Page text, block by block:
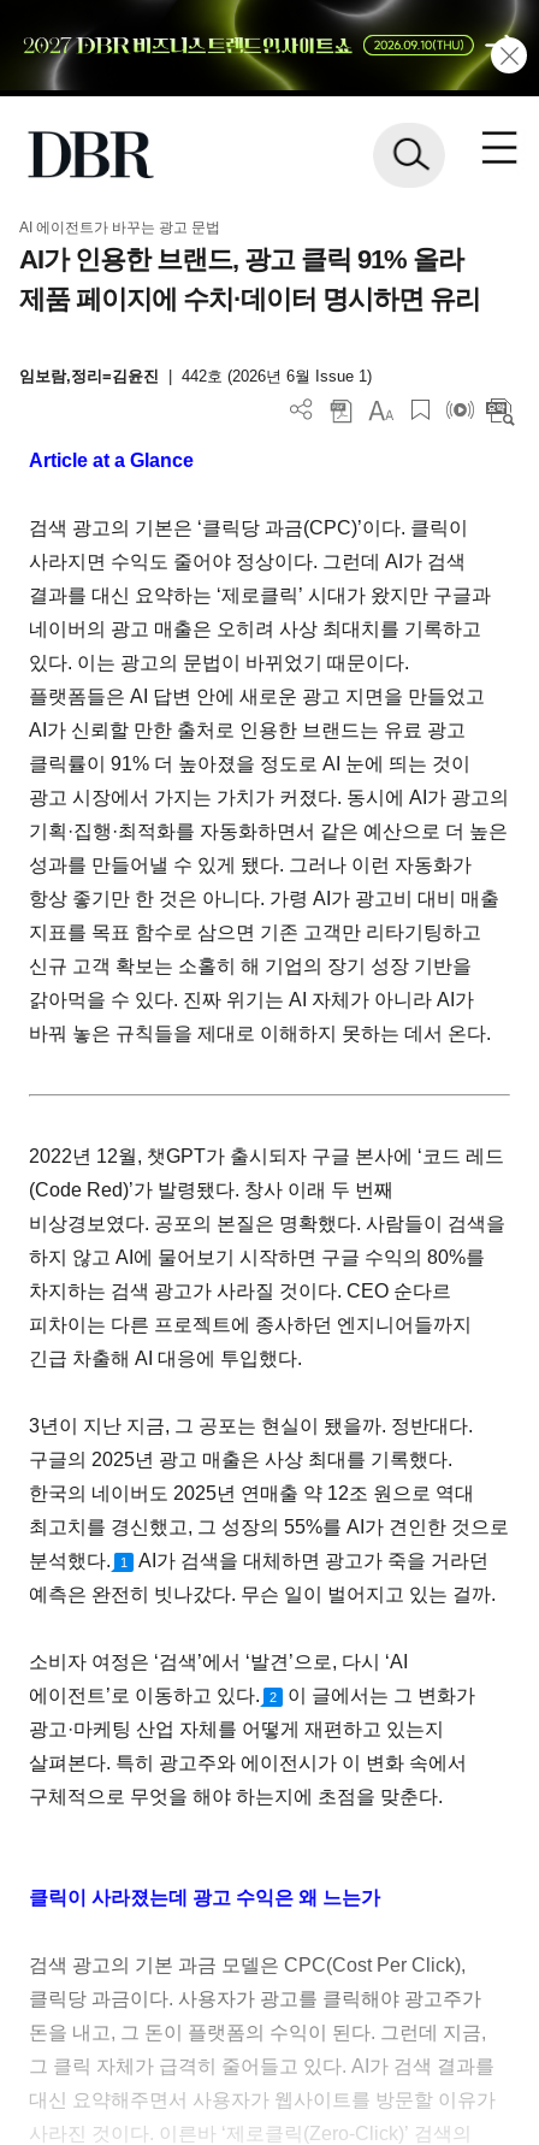
AI 에이전트가 바꾸는 광고 문법
AI가 인용한 브랜드, 광고 클릭 91% 올라
제품 페이지에 수치·데이터 명시하면 유리
임보람,정리=김윤진 442호 (2026년 6월 Issue 1)
Article at a Glance
검색 광고의 기본은 ‘클릭당 과금(CPC)’이다. 클릭이
사라지면 수익도 줄어야 정상이다. 그런데 AI가 검색
결과를 대신 요약하는 ‘제로클릭’ 시대가 왔지만 구글과
네이버의 광고 매출은 오히려 사상 최대치를 기록하고
있다. 이는 광고의 문법이 바뀌었기 때문이다.
플랫폼들은 AI 답변 안에 새로운 광고 지면을 만들었고
AI가 신뢰할 만한 출처로 인용한 브랜드는 유료 광고
클릭률이 91% 더 높아졌을 정도로 AI 눈에 띄는 것이
광고 시장에서 가지는 가치가 커졌다. 동시에 AI가 광고의
기획·집행·최적화를 자동화하면서 같은 예산으로 더 높은
성과를 만들어낼 수 있게 됐다. 그러나 이런 자동화가
항상 좋기만 한 것은 아니다. 가령 AI가 광고비 대비 매출
지표를 목표 함수로 삼으면 기존 고객만 리타기팅하고
신규 고객 확보는 소홀히 해 기업의 장기 성장 기반을
갉아먹을 수 있다. 진짜 위기는 AI 자체가 아니라 AI가
바꿔 놓은 규칙들을 제대로 이해하지 못하는 데서 온다.
2022년 12월, 챗GPT가 출시되자 구글 본사에 ‘코드 레드
(Code Red)’가 발령됐다. 창사 이래 두 번째
비상경보였다. 공포의 본질은 명확했다. 사람들이 검색을
하지 않고 AI에 물어보기 시작하면 구글 수익의 80%를
차지하는 검색 광고가 사라질 것이다. CEO 순다르
피차이는 다른 프로젝트에 종사하던 엔지니어들까지
긴급 차출해 AI 대응에 투입했다.
3년이 지난 지금, 그 공포는 현실이 됐을까. 정반대다.
구글의 2025년 광고 매출은 사상 최대를 기록했다.
한국의 네이버도 2025년 연매출 약 12조 원으로 역대
최고치를 경신했고, 그 성장의 55%를 AI가 견인한 것으로
분석했다.
1
AI가 검색을 대체하면 광고가 죽을 거라던
예측은 완전히 빗나갔다. 무슨 일이 벌어지고 있는 걸까.
소비자 여정은 ‘검색’에서 ‘발견’으로, 다시 ‘AI
에이전트’로 이동하고 있다.
2
이 글에서는 그 변화가
광고·마케팅 산업 자체를 어떻게 재편하고 있는지
살펴본다. 특히 광고주와 에이전시가 이 변화 속에서
구체적으로 무엇을 해야 하는지에 초점을 맞춘다.
클릭이 사라졌는데 광고 수익은 왜 느는가
검색 광고의 기본 과금 모델은 CPC(Cost Per Click),
클릭당 과금이다. 사용자가 광고를 클릭해야 광고주가
돈을 내고, 그 돈이 플랫폼의 수익이 된다. 그런데 지금,
그 클릭 자체가 급격히 줄어들고 있다. AI가 검색 결과를
대신 요약해주면서 사용자가 웹사이트를 방문할 이유가
사라진 것이다. 이른바 ‘제로클릭(Zero-Click)’ 검색의